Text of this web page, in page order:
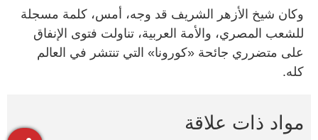
وكان شيخ الأزهر الشريف قد وجه، أمس، كلمة مسجلة
للشعب المصري، والأمة العربية، تناولت فتوى الإنفاق
على متضرري جائحة «كورونا» التي تنتشر في العالم
كله.
مواد ذات علاقة